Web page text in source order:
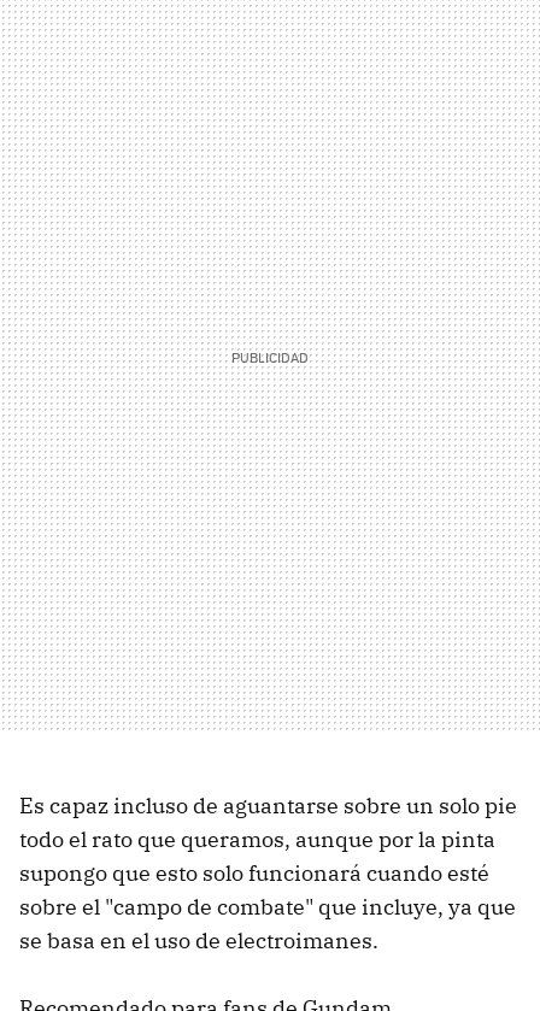
Es capaz incluso de aguantarse sobre un solo pie
todo el rato que queramos, aunque por la pinta
supongo que esto solo funcionará cuando esté
sobre el "campo de combate" que incluye, ya que
se basa en el uso de electroimanes.